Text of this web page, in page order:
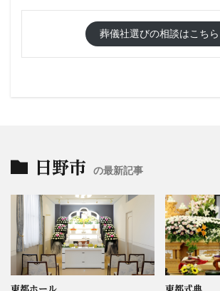
葬儀社選びの相談はこちら
日野市 の最新記事